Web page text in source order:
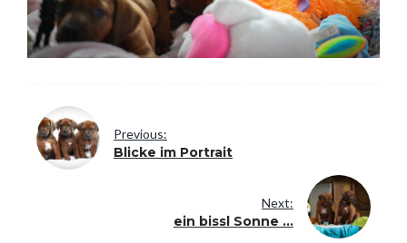
Previous:
Blicke im Portrait
Next:
ein bissl Sonne ...